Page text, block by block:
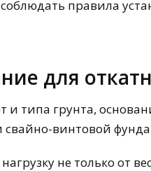
правила
для
и типа грунта,
свайно-винтовой
не только от